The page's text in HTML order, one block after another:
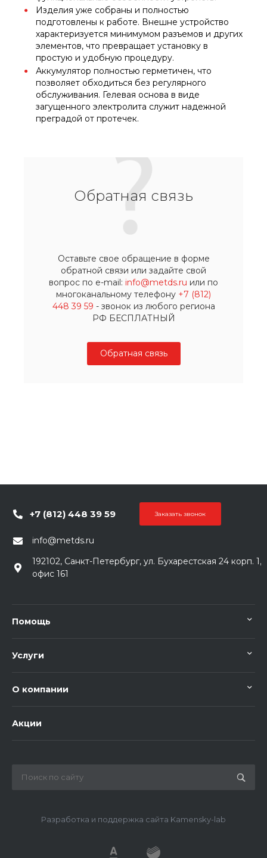
Изделия уже собраны и полностью
подготовлены к работе. Внешне устройство
характеризуется минимумом разъемов и других
элементов, что превращает установку в
простую и удобную процедуру.
Аккумулятор полностью герметичен, что
позволяет обходиться без регулярного
обслуживания. Гелевая основа в виде
загущенного электролита служит надежной
преградой от протечек.
Обратная связь
Оставьте свое обращение в форме
обратной связи или задайте свой
вопрос по e-mail: info@metds.ru или по
многоканальному телефону +7 (812)
448 39 59 - звонок из любого региона
РФ БЕСПЛАТНЫЙ
Обратная связь
+7 (812) 448 39 59 Заказать звонок
info@metds.ru
192102, Санкт-Петербург, ул. Бухарестская 24 корп. 1,
офис 161
Помощь
Услуги
О компании
Акции
Разработка и поддержка сайта Kamensky-lab